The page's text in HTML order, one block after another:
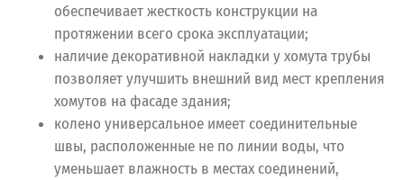
обеспечивает жесткость конструкции на
протяжении всего срока эксплуатации;
наличие декоративной накладки у хомута трубы
позволяет улучшить внешний вид мест крепления
хомутов на фасаде здания;
колено универсальное имеет соединительные
швы, расположенные не по линии воды, что
уменьшает влажность в местах соединений,